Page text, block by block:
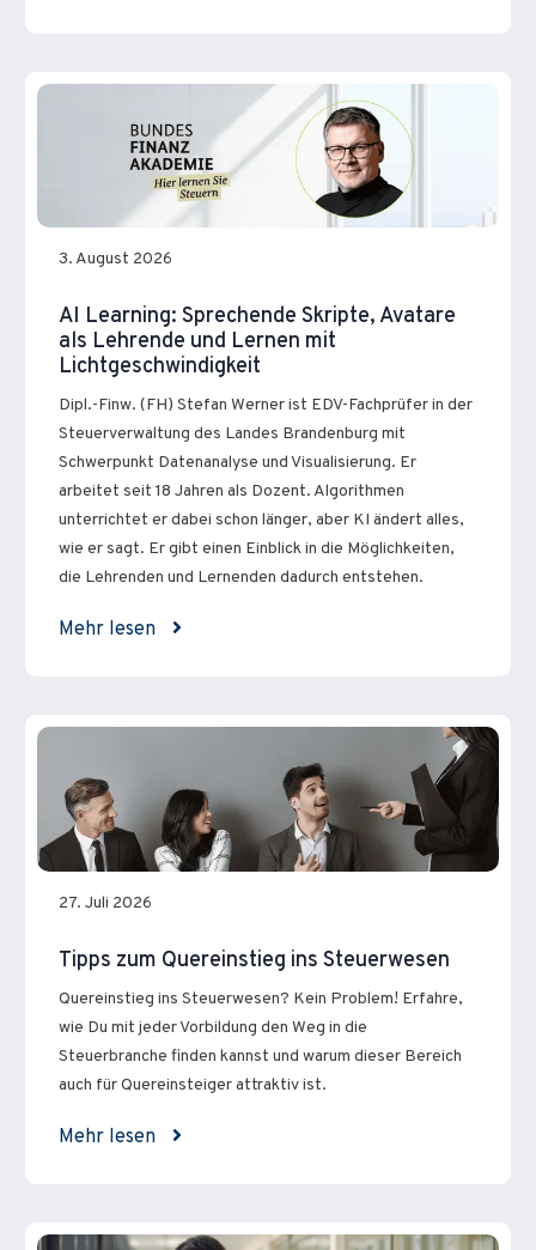
3. August 2026
AI Learning: Sprechende Skripte, Avatare
als Lehrende und Lernen mit
Lichtgeschwindigkeit
Dipl.-Finw. (FH) Stefan Werner ist EDV-Fachprüfer in der
Steuerverwaltung des Landes Brandenburg mit
Schwerpunkt Datenanalyse und Visualisierung. Er
arbeitet seit 18 Jahren als Dozent. Algorithmen
unterrichtet er dabei schon länger, aber KI ändert alles,
wie er sagt. Er gibt einen Einblick in die Möglichkeiten,
die Lehrenden und Lernenden dadurch entstehen.
Mehr lesen
27. Juli 2026
Tipps zum Quereinstieg ins Steuerwesen
Quereinstieg ins Steuerwesen? Kein Problem! Erfahre,
wie Du mit jeder Vorbildung den Weg in die
Steuerbranche finden kannst und warum dieser Bereich
auch für Quereinsteiger attraktiv ist.
Mehr lesen